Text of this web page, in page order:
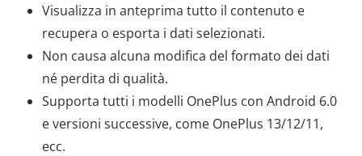
Visualizza in anteprima tutto il contenuto e
recupera o esporta i dati selezionati.
Non causa alcuna modifica del formato dei dati
né perdita di qualità.
Supporta tutti i modelli OnePlus con Android 6.0
e versioni successive, come OnePlus 13/12/11,
ecc.